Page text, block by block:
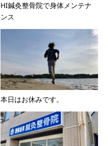
HI鍼灸整骨院で身体メンテナ
ンス
本日はお休みです。